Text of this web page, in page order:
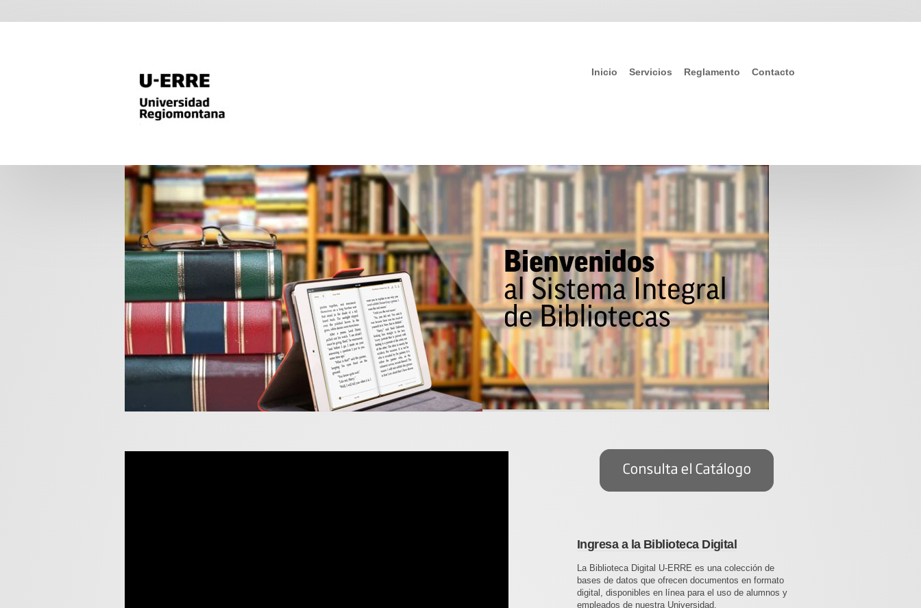
Inicio Servicios Reglamento Contacto
Ingresa a la Biblioteca Digital
La Biblioteca Digital U-ERRE es una colección de
bases de datos que ofrecen documentos en formato
digital, disponibles en línea para el uso de alumnos y
empleados de nuestra Universidad.